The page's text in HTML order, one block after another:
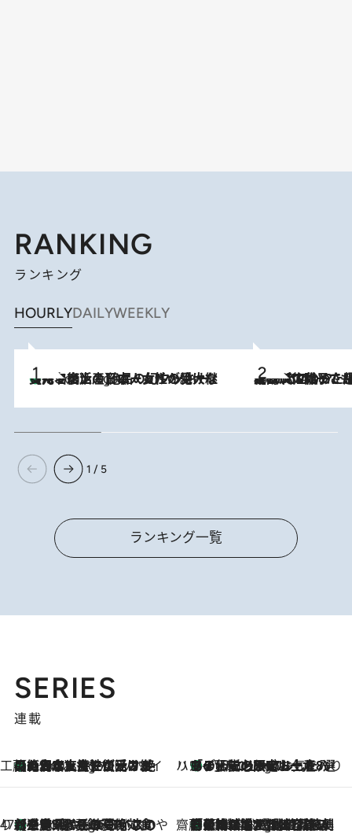
RANKING
ランキング
HOURLYDAILYWEEKLY
4 Hours Ago
【ハワイ土産】ローカルの絶大な支持で復活！ 絶品の幻クッキー《元ファンの日本人女性が受け継いだ名店》 2026.8.5
【阿川佐和子さんの年とる力】なぜ70代で始めた趣味は“こんなに楽しい”のか？ ピアノ、俳句…スランプに陥っても続けられる“ある秘訣”とは
1 / 5
ランキング一覧
SERIES
連載
工藤まやのおもてなしハワイ
4 Hours Ago
【ハワイ土産】ローカルの絶大な支持で復活！ 絶品の幻クッキー《元ファンの日本人女性が受け継いだ名店》 ハワイ賢者 リサのお気に入りリスト4 Hours Ago
あの伝説の限定トートも！ リニューアルした「ディーン＆デルーカ ハワイ」で必須のお土産8選
47都道府県の手みやげ ひんやりスイーツで夏を満喫
4 Hours Ago
【三重県】この夏絶対食べたい 冷やしておいしいおやつ3選 お餅×アイスの新感覚スイーツ 齋藤 薫 美容脳ルネサンス
4 Hours Ago
「荷物が増えるほど旅ストレスは増す」美容ジャーナリストがたどり着いた最終結論。“化粧品を劇的に減らす”感動の凝縮美容とは